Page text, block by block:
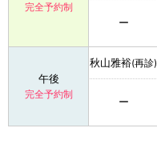
完全予約制
ー
午後
完全予約制
秋山雅裕(再診)
ー